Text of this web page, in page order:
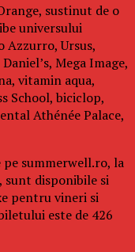
sustinut de o
universului
Ursus,
Mega Image,
vitamin aqua,
School, biciclop,
Athénée Palace,
summerwell.ro, la
sunt disponibile si
pentru vineri si
este de 426